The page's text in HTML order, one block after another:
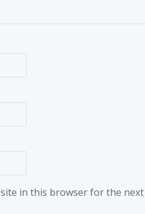
in this browser for the